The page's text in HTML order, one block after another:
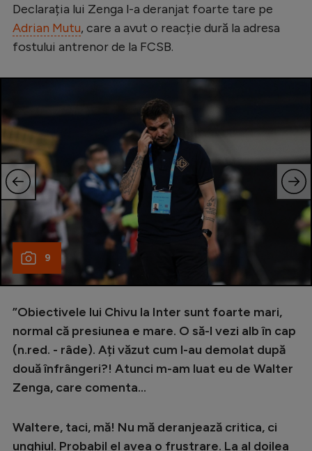
Declarația lui Zenga l-a deranjat foarte tare pe
Adrian Mutu, care a avut o reacție dură la adresa
fostului antrenor de la FCSB.
9
”Obiectivele lui Chivu la Inter sunt foarte mari,
normal că presiunea e mare. O să-l vezi alb în cap
(n.red. - râde). Ați văzut cum l-au demolat după
două înfrângeri?! Atunci m-am luat eu de Walter
Zenga, care comenta...
Waltere, taci, mă! Nu mă deranjează critica, ci
unghiul. Probabil el avea o frustrare. La al doilea